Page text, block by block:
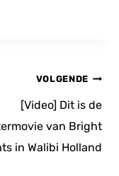
VOLGENDE
[Video] Dit is de
van Bright
in Walibi Holland